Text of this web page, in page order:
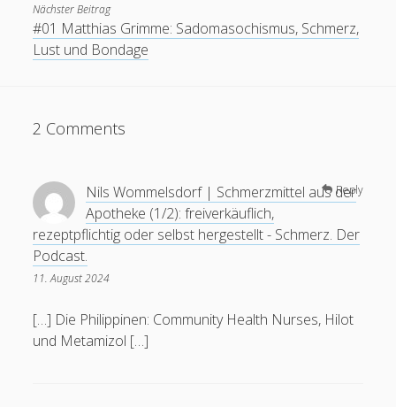
Feeds
Nächster Beitrag
#01 Matthias Grimme: Sadomasochismus, Schmerz,
Lust und Bondage
2 Comments
Nils Wommelsdorf | Schmerzmittel aus der
Apotheke (1/2): freiverkäuflich,
rezeptpflichtig oder selbst hergestellt - Schmerz. Der
Podcast.
11. August 2024
[…] Die Philippinen: Community Health Nurses, Hilot
und Metamizol […]
Reply